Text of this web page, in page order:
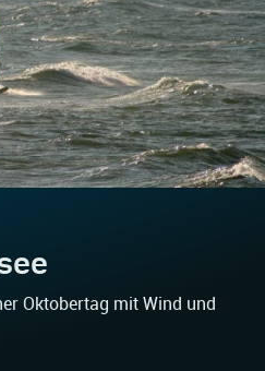
Oktobertag mit Wind und